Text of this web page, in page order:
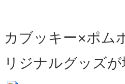
カブッキー×ポム
リジナルグッズ